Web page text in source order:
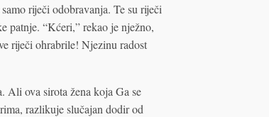
riječi odobravanja. Te su riječi
patnje. “Kćeri,” rekao je nježno,
riječi ohrabrile! Njezinu radost
Ali ova sirota žena koja Ga se
razlikuje slučajan dodir od